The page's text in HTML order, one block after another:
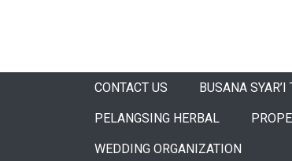
CONTACT US BUSANA SYAR’I
PELANGSING HERBAL
WEDDING ORGANIZATION